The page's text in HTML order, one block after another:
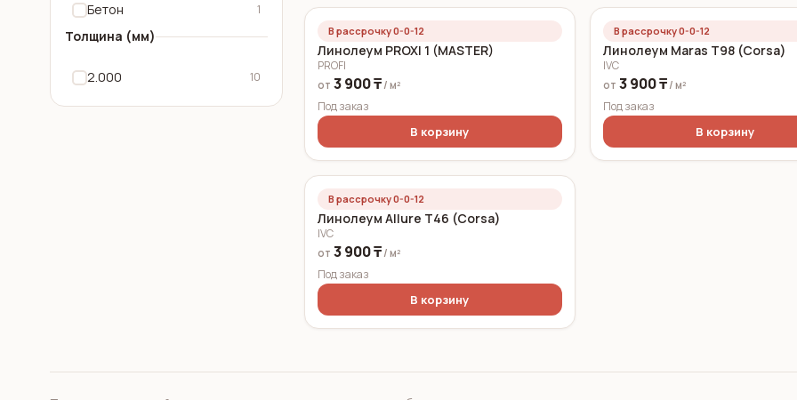
Бетон 1
Толщина (мм)
2.000 10
В рассрочку 0-0-12
Линолеум PROXI 1 (MASTER)
PROFI
от 3 900 ₸ / м²
Под заказ
В корзину
В рассрочку 0-0-12
Линолеум Maras T98 (Corsa)
IVC
от 3 900 ₸ / м²
Под заказ
В корзину
В рассрочку 0-0-12
Линолеум Allure T46 (Corsa)
IVC
от 3 900 ₸ / м²
Под заказ
В корзину